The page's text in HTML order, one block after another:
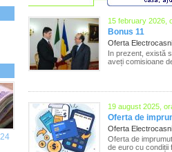
15 february 2026,
Bonus 11
Oferta
In prezent, există
aveți comisioane
19 august 2025,
Oferta de
Oferta
Oferta de
de euro cu condiții